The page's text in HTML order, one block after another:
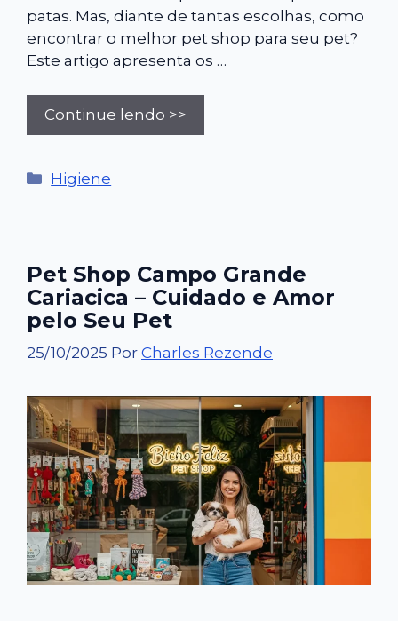
patas. Mas, diante de tantas escolhas, como
encontrar o melhor pet shop para seu pet?
Este artigo apresenta os …
Continue lendo >>
Categorias
Higiene
Pet Shop Campo Grande
Cariacica – Cuidado e Amor
pelo Seu Pet
25/10/2025 Por Charles Rezende